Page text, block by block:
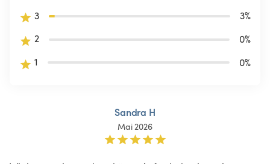
3
3%
2
0%
1
0%
Sandra H
Mai 2026